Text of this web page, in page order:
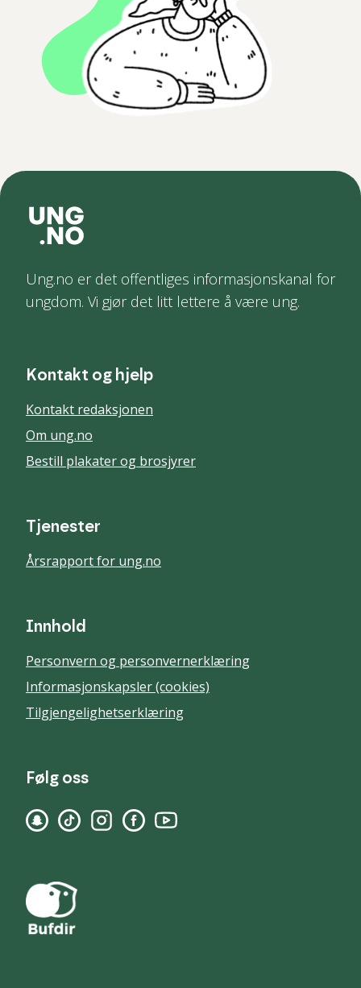
Ung.no er det offentliges informasjonskanal for
ungdom. Vi gjør det litt lettere å være ung.
Kontakt og hjelp
Kontakt redaksjonen
Om ung.no
Bestill plakater og brosjyrer
Tjenester
Årsrapport for ung.no
Innhold
Personvern og personvernerklæring
Informasjonskapsler (cookies)
Tilgjengelighetserklæring
Følg oss